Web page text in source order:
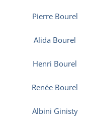
Pierre Bourel
Alida Bourel
Henri Bourel
Renée Bourel
Albini Ginisty